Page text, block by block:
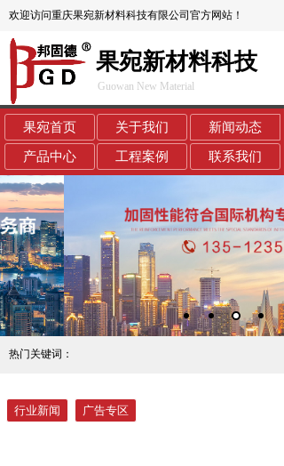
欢迎访问重庆果宛新材料科技有限公司官方网站！
果宛新材料科技
Guowan New Material
联系我们
果宛首页
工程案例
新闻动态
产品中心
关于我们
热门关键词：
行业新闻 广告专区